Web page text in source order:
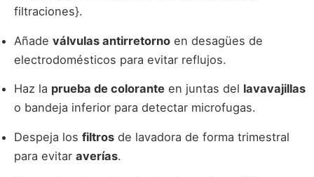
filtraciones}.
Añade válvulas antirretorno en desagües de
electrodomésticos para evitar reflujos.
Haz la prueba de colorante en juntas del lavavajillas
o bandeja inferior para detectar microfugas.
Despeja los filtros de lavadora de forma trimestral
para evitar averías.